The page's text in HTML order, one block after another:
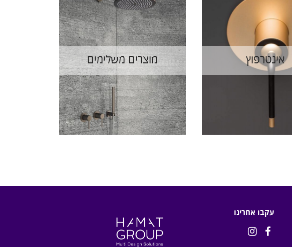
אינטרפוץ מוצרים משלימים
עקבו אחרינו

